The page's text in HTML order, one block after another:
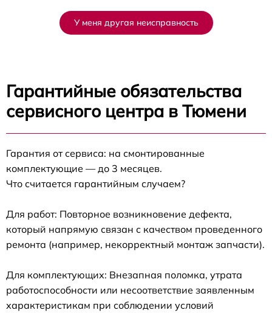
У меня другая неисправность
Гарантийные обязательства
сервисного центра в Тюмени
Гарантия от сервиса: на смонтированные
комплектующие — до 3 месяцев.
Что считается гарантийным случаем?
Для работ: Повторное возникновение дефекта,
который напрямую связан с качеством проведенного
ремонта (например, некорректный монтаж запчасти).
Для комплектующих: Внезапная поломка, утрата
работоспособности или несоответствие заявленным
характеристикам при соблюдении условий